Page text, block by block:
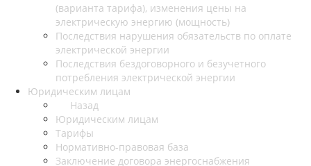
(варианта тарифа), изменения цены на
электрическую энергию (мощность)
Последствия нарушения обязательств по оплате
электрической энергии
Последствия бездоговорного и безучетного
потребления электрической энергии
Юридическим лицам
Назад
Юридическим лицам
Тарифы
Нормативно-правовая база
Заключение договора энергоснабжения